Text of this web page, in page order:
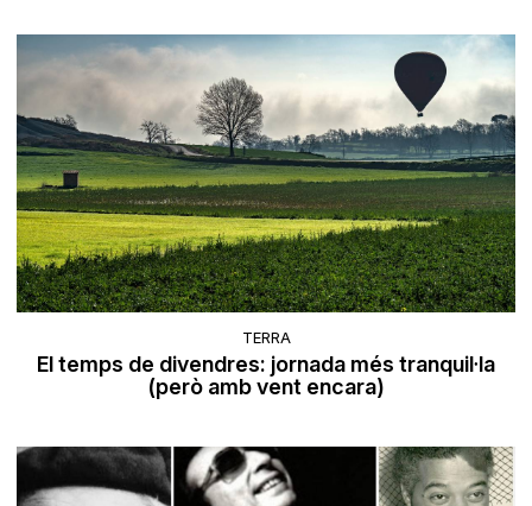
TERRA
El temps de divendres: jornada més tranquil·la
(però amb vent encara)